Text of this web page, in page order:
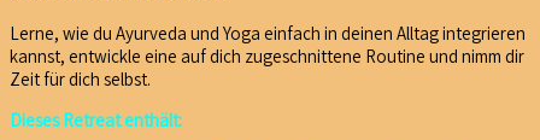
Lerne, wie du Ayurveda und Yoga einfach in deinen Alltag integrieren
kannst, entwickle eine auf dich zugeschnittene Routine und nimm dir
Zeit für dich selbst.
Dieses Retreat enthält: